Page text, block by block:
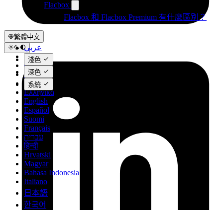
Flacbox
Flacbox 和 Flacbox Premium 有什麼區別？
繁體中文
عربي
Català
Čeština
Dansk
Deutsch
Ελληνικά
English
Español
Suomi
Français
עברית
हिन्दी
Hrvatski
Magyar
Bahasa Indonesia
Italiano
日本語
한국어
淺色
深色
系統